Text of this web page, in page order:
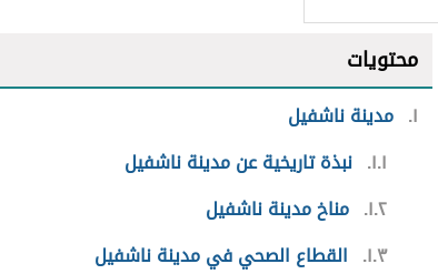
محتويات
١ مدينة ناشفيل
١.١ نبذة تاريخية عن مدينة ناشفيل
١.٢ مناخ مدينة ناشفيل
١.٣ القطاع الصحي في مدينة ناشفيل